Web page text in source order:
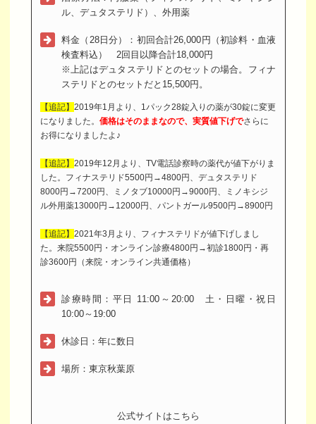
ル、デュタステリド）、外用薬
料金（28日分）：初回合計26,000円（初診料・血液
検査料込） 2回目以降合計18,000円
※上記はデュタステリドとのセットの場合。フィナ
ステリドとのセットだと15,500円。
【追記】 2019年1月より、1パック28錠入りの薬が30錠に変更
になりました。 価格はそのままなので、実質値下げでさらに
お得になりましたよ♪
【追記】 2019年12月より、TV電話診察時の薬代が値下がりま
した。フィナステリド5500円→4800円、デュタステリド
8000円→7200円、ミノタブ10000円→9000円、ミノキシジ
ル外用薬13000円→12000円、パントガール9500円→8900円
【追記】 2021年3月より、フィナステリドが値下げしまし
た。来院5500円・オンライン診療4800円→初診1800円・再
診3600円（来院・オンライン共通価格）
診療時間：平日 11:00～20:00 土・日曜・祝日
10:00～19:00
休診日：年に数日
場所：東京秋葉原
公式サイトはこちら